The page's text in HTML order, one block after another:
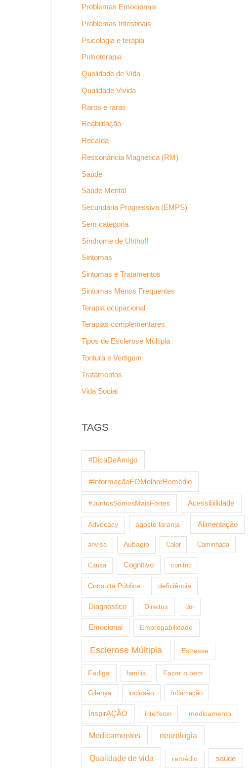
Problemas Emocionais
Problemas Intestinais
Psicologia e terapia
Pulsoterapia
Qualidade de Vida
Qualidade Vivida
Raros e raras
Reabilitação
Recaída
Ressonância Magnética (RM)
Saúde
Saúde Mental
Secundária Progressiva (EMPS)
Sem categoria
Síndrome de Uhthoff
Sintomas
Sintomas e Tratamentos
Sintomas Menos Frequentes
Terapia ocupacional
Terapias complementares
Tipos de Esclerose Múltipla
Tontura e Vertigem
Tratamentos
Vida Social
TAGS
#DicaDeAmigo
#InformaçãoÉOMelhorRemédio
#JuntosSomosMaisFortes Acessibilidade
Advocacy agosto laranja Alimentação
anvisa Aubagio Calor Caminhada
Causa Cognitivo conitec
Consulta Pública deficiência
Diagnóstico Direitos dor
Emocional Empregabilidade
Esclerose Múltipla Estresse
Fadiga família Fazer o bem
Gilenya inclusão Inflamação
InspirAÇÃO interferon medicamento
Medicamentos neurologia
Qualidade de vida remédio saúde